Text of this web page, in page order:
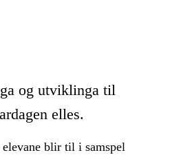
og utviklinga til
elles.
blir til i samspel